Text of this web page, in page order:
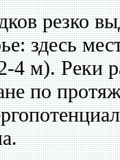
резко
здесь
4 м). Реки
по